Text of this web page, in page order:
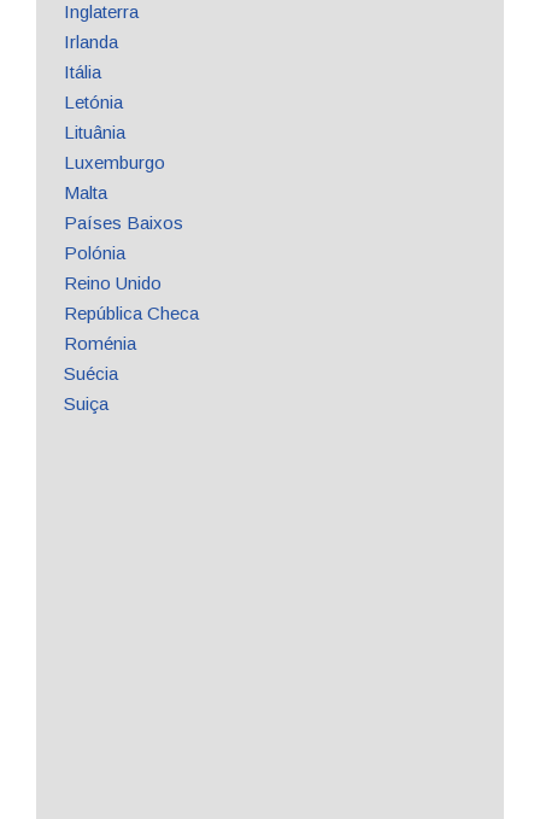
Inglaterra
Irlanda
Itália
Letónia
Lituânia
Luxemburgo
Malta
Países Baixos
Polónia
Reino Unido
República Checa
Roménia
Suécia
Suiça